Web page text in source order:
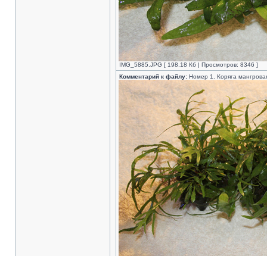
IMG_5885.JPG [ 198.18 Кб | Просмотров: 8346 ]
Комментарий к файлу: Номер 1. Коряга